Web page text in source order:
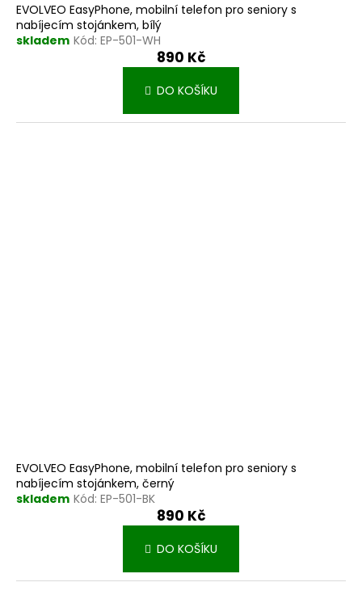
EVOLVEO EasyPhone, mobilní telefon pro seniory s
nabíjecím stojánkem, bílý
skladem Kód: EP-501-WH
890 Kč
DO KOŠÍKU
EVOLVEO EasyPhone, mobilní telefon pro seniory s
nabíjecím stojánkem, černý
skladem Kód: EP-501-BK
890 Kč
DO KOŠÍKU